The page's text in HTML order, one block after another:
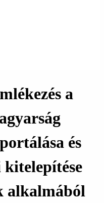
a
és
kitelepítése
alkalmából